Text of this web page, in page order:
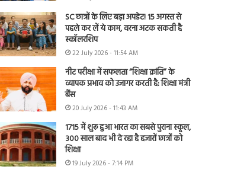
SC छात्रों के लिए बड़ा अपडेट! 15 अगस्त से
पहले कर लें ये काम, वरना अटक सकती है
स्कॉलरशिप
22 July 2026 - 11:54 AM
नीट परीक्षा में सफलता “शिक्षा क्रांति” के
व्यापक प्रभाव को उजागर करती है: शिक्षा मंत्री
बैंस
20 July 2026 - 11:43 AM
1715 में शुरू हुआ भारत का सबसे पुराना स्कूल,
300 साल बाद भी दे रहा है हजारों छात्रों को
शिक्षा
19 July 2026 - 7:14 PM